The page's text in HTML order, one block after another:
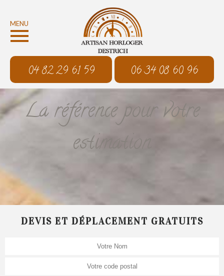
MENU
04 82 29 61 59 06 34 08 60 96
La référence pour votre
estimation
DEVIS ET DÉPLACEMENT GRATUITS